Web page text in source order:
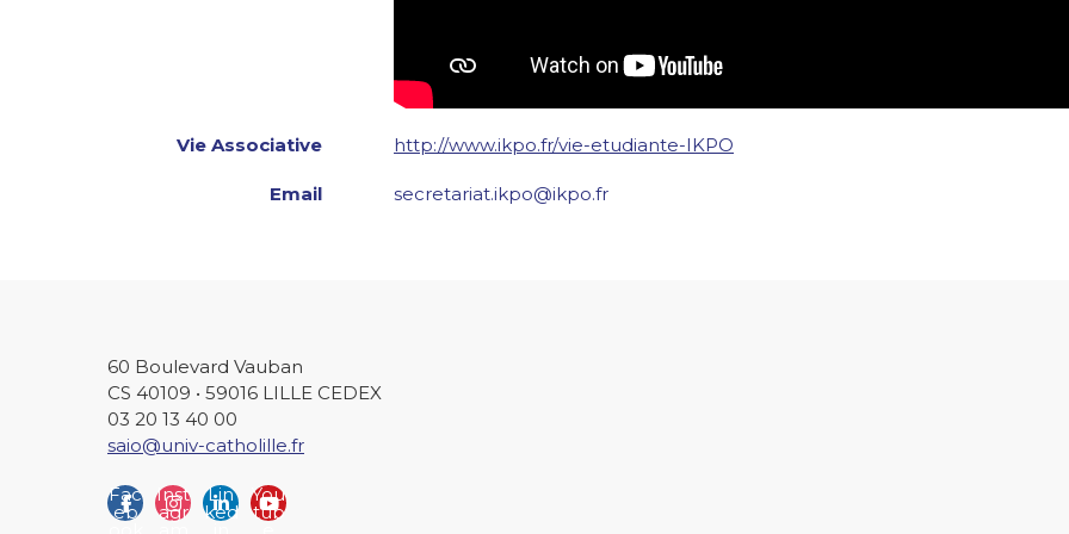
Vie Associative http://www.ikpo.fr/vie-etudiante-IKPO
Email secretariat.ikpo@ikpo.fr
60 Boulevard Vauban
CS 40109 • 59016 LILLE CEDEX
03 20 13 40 00
saio@univ-catholille.fr
Fac
eb
Inst
agr
Lin
ked
You
tub